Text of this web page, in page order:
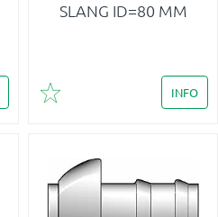
SLANG ID=80 MM
Lägg till i favoriter
INFO